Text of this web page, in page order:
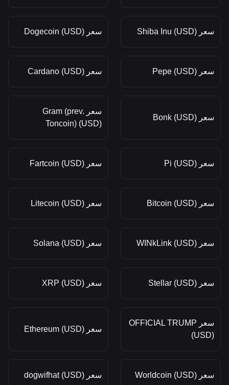
سعر Shiba Inu (USD) سعر Dogecoin (USD)
سعر Pepe (USD) سعر Cardano (USD)
سعر Bonk (USD)
سعر Gram (prev.
Toncoin) (USD)
سعر Pi (USD) سعر Fartcoin (USD)
سعر Bitcoin (USD) سعر Litecoin (USD)
سعر WINkLink (USD) سعر Solana (USD)
سعر Stellar (USD) سعر XRP (USD)
سعر OFFICIAL TRUMP
(USD)
سعر Ethereum (USD)
سعر Worldcoin (USD) سعر dogwifhat (USD)